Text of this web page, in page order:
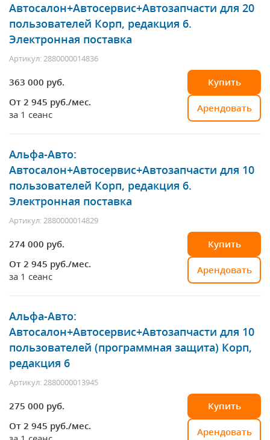
Автосалон+Автосервис+Автозапчасти для 20
пользователей Корп, редакция 6.
Электронная поставка
Артикул: 2880000014836
363 000 руб.
Купить
От 2 945 руб./мес.
за 1 сеанс
Арендовать
Альфа-Авто:
Автосалон+Автосервис+Автозапчасти для 10
пользователей Корп, редакция 6.
Электронная поставка
Артикул: 2880000014829
274 000 руб.
Купить
От 2 945 руб./мес.
за 1 сеанс
Арендовать
Альфа-Авто:
Автосалон+Автосервис+Автозапчасти для 10
пользователей (программная защита) Корп,
редакция 6
Артикул: 2880000013945
275 000 руб.
Купить
От 2 945 руб./мес.
Арендовать